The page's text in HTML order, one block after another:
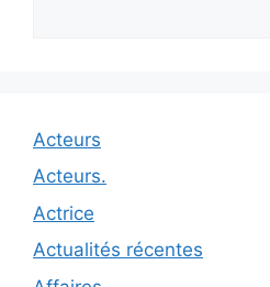
Acteurs
Acteurs.
Actrice
Actualités récentes